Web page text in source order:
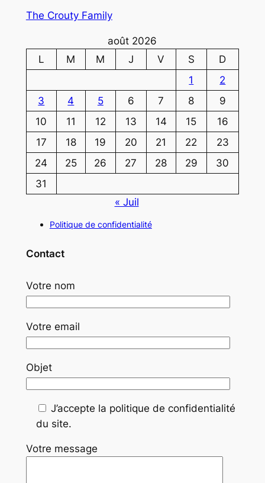
The Crouty Family
août 2026
L
M M J V S
D
1
2
3
4 5 6 7 8
9
10
11 12 13 14 15
16
17
18 19 20 21 22
23
24
25 26 27 28 29
30
31
« Juil
Politique de confidentialité
Contact
Votre nom
Votre email
Objet
J’accepte la politique de confidentialité
du site.
Votre message